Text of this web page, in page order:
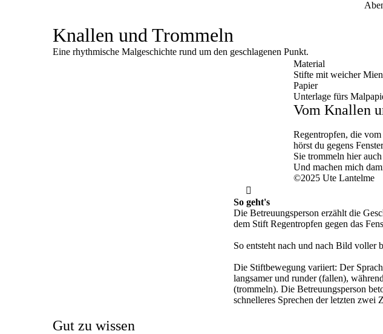
Knallen und Trommeln
Eine rhythmische Malgeschichte rund um den geschlagenen Punkt.
Material
Stifte mit weicher
Papier
Unterlage fürs
Vom Knallen
Regentropfen, die
hörst du gegens
Sie trommeln hier
Und machen mich
©2025 Ute Lantelme
So geht's
Die Betreuungsperson erzählt die
dem Stift Regentropfen gegen das
So entsteht nach und nach Bild voller
Die Stiftbewegung variiert: Der
langsamer und runder (fallen),
(trommeln). Die Betreuungsperson
schnelleres Sprechen der letzten zwei
Gut zu wissen